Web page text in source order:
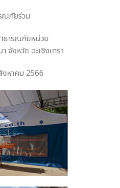
ณภัยร่วม
ธารณภัยหน่วย
งหวัด ฉะเชิงเทรา
งหาคม 2566